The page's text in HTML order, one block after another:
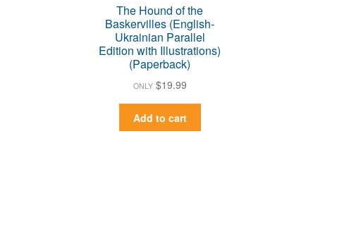
The Hound of the
Baskervilles (English-
Ukrainian Parallel
Edition with Illustrations)
(Paperback)
ONLY $19.99
Add to cart